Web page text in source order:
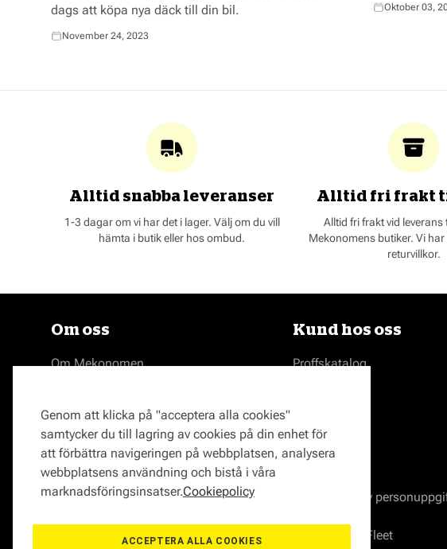
dags att köpa nya däck till din bil.
November 24, 2023
Oktober 03,
Alltid snabba leveranser
1-3 dagar om vi har det i lager. Välj om du vill
hämta i butik eller hos ombud.
Alltid fri frakt
Alltid fri frakt vid leverans
Mekonomens butiker. Vi
returvillkor.
Om oss
Om Mekonomen
Kontakta Mekonomen
Tyck till om oss
Varumärken hos Mekonomen
Bilmärken
Kund hos oss
Proffskatalog
Bildelar
Medlemskap
Behandling av
Mekonomen Fleet
Genom att klicka på "acceptera alla cookies"
samtycker du till lagring av cookies på din enhet för
att förbättra navigeringen på webbplatsen, analysera
webbplatsens användning och bistå i våra
marknadsföringsinsatser.Cookiepolicy
ACCEPTERA ALLA COOKIES